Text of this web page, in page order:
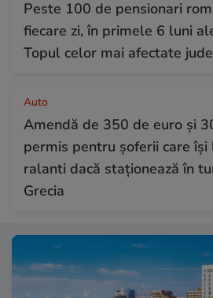
Peste 100 de pensionari
fiecare zi, în primele 6 luni
Topul celor mai afectate
Auto
Amendă de 350 de euro și
permis pentru șoferii care
ralanti dacă staționează în
Grecia